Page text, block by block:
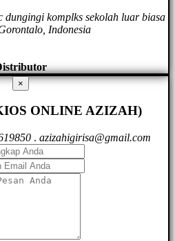
dungingi komplks sekolah luar biasa
Indonesia
×
ONLINE AZIZAH)
. azizahigirisa@gmail.com